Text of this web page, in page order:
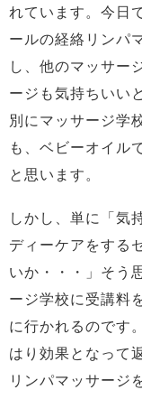
れています。今日
ールの経絡リンパ
し、他のマッサー
ージも気持ちいい
別にマッサージ学
も、ベビーオイル
と思います。
しかし、単に「気
ディーケアをする
いか・・・」そう
ージ学校に受講料
に行かれるのです
はり効果となって
リンパマッサージ